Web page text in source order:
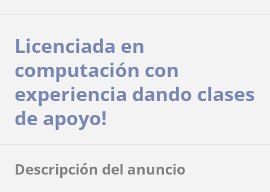
Licenciada en
computación con
experiencia dando clases
de apoyo!
Descripción del anuncio